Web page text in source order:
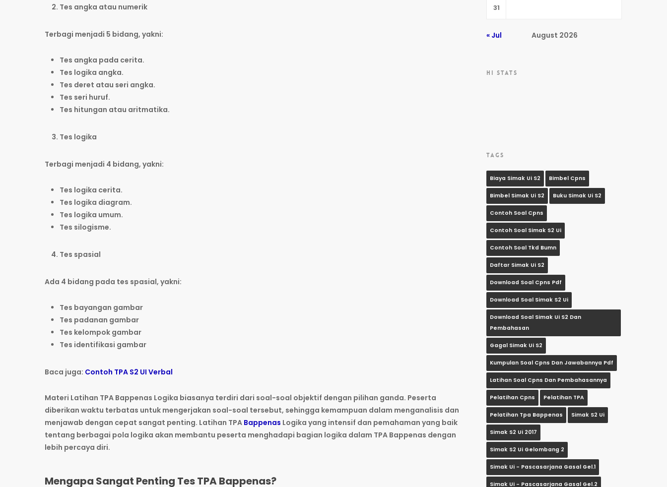
Tes angka atau numerik
Terbagi menjadi 5 bidang, yakni:
Tes angka pada cerita.
Tes logika angka.
Tes deret atau seri angka.
Tes seri huruf.
Tes hitungan atau aritmatika.
Tes logika
Terbagi menjadi 4 bidang, yakni:
Tes logika cerita.
Tes logika diagram.
Tes logika umum.
Tes silogisme.
Tes spasial
Ada 4 bidang pada tes spasial, yakni:
Tes bayangan gambar
Tes padanan gambar
Tes kelompok gambar
Tes identifikasi gambar
Baca juga: Contoh TPA S2 UI Verbal
Materi Latihan TPA Bappenas Logika biasanya terdiri dari soal-soal objektif dengan pilihan ganda. Peserta
diberikan waktu terbatas untuk mengerjakan soal-soal tersebut, sehingga kemampuan dalam menganalisis dan
menjawab dengan cepat sangat penting. Latihan TPA Bappenas Logika yang intensif dan pemahaman yang baik
tentang berbagai pola logika akan membantu peserta menghadapi bagian logika dalam TPA Bappenas dengan
lebih percaya diri.
Mengapa Sangat Penting Tes TPA Bappenas?
August 2026
31
« Jul
HI STATS
TAGS
Biaya Simak Ui S2 Bimbel Cpns
Bimbel Simak Ui S2 Buku Simak Ui S2
Contoh Soal Cpns
Contoh Soal Simak S2 Ui
Contoh Soal Tkd Bumn
Daftar Simak Ui S2
Download Soal Cpns Pdf
Download Soal Simak S2 Ui
Download Soal Simak Ui S2 Dan
Pembahasan
Gagal Simak Ui S2
Kumpulan Soal Cpns Dan Jawabannya Pdf
Latihan Soal Cpns Dan Pembahasannya
Pelatihan Cpns Pelatihan TPA
Pelatihan Tpa Bappenas Simak S2 Ui
Simak S2 Ui 2017
Simak S2 Ui Gelombang 2
Simak Ui - Pascasarjana Gasal Gel.1
Simak Ui - Pascasarjana Gasal Gel.2